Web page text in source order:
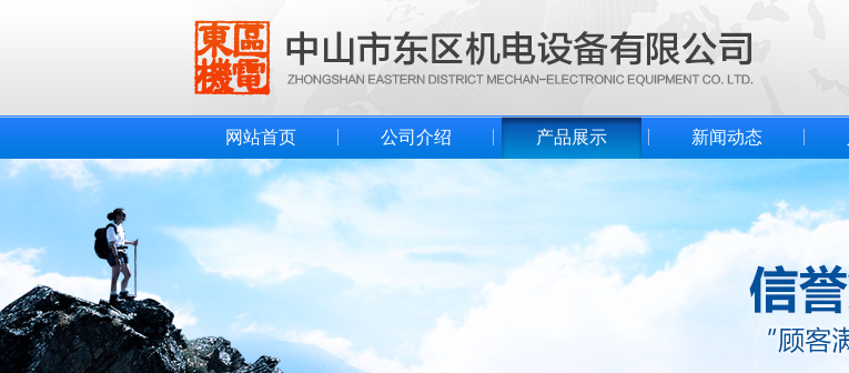
网站首页 公司介绍 产品展示 新闻动态